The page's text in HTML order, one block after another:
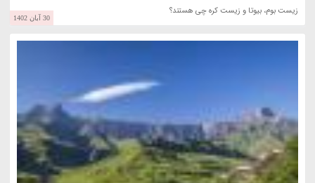
زیست بوم، بیوتا و زیست کره چی هستند؟
30 آبان 1402